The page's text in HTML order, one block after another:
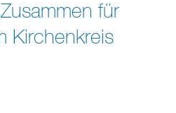
für
Kirchenkreis